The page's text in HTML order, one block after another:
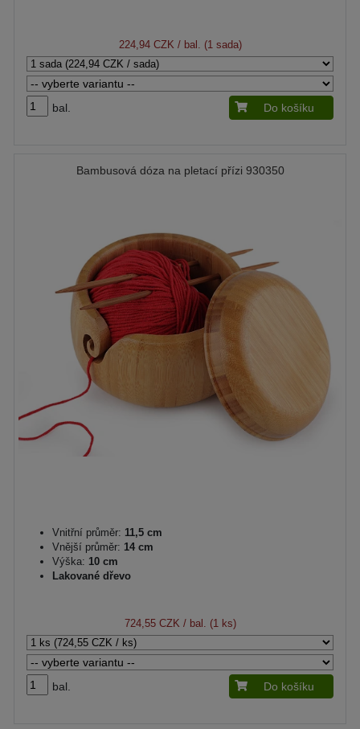
224,94 CZK / bal. (1 sada)
bal. Do košíku
Bambusová dóza na pletací přízi 930350
Vnitřní průměr: 11,5 cm
Vnější průměr: 14 cm
Výška: 10 cm
Lakované dřevo
724,55 CZK / bal. (1 ks)
bal. Do košíku